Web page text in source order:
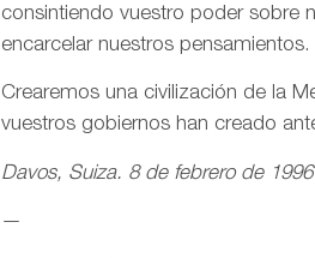
consintiendo vuestro poder sobre
encarcelar nuestros pensamientos.
Crearemos una civilización de la
vuestros gobiernos han creado
Davos, Suiza. 8 de febrero de 1996
—